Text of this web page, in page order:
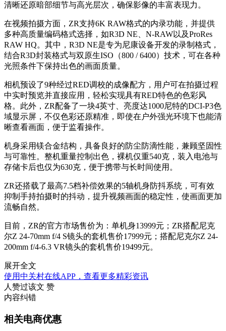
清晰还原暗部细节与高光层次，确保影像的丰富表现力。
在视频拍摄方面，ZR支持6K RAW格式的内录功能，并提供
多种高质量编码格式选择，如R3D NE、N-RAW以及ProRes
RAW HQ。其中，R3D NE是专为尼康设备开发的录制格式，
结合R3D封装格式与双原生ISO（800 / 6400）技术，可在各种
光照条件下保持出色的画面质量。
相机预设了9种经过RED调校的成像配方，用户可在拍摄过程
中实时预览并直接应用，轻松实现具有RED特色的色彩风
格。此外，ZR配备了一块4英寸、亮度达1000尼特的DCI-P3色
域显示屏，不仅色彩还原精准，即使在户外强光环境下也能清
晰查看画面，便于监看操作。
机身采用镁合金结构，具备良好的防尘防滴性能，兼顾坚固性
与可靠性。整机重量控制出色，裸机仅重540克，装入电池与
存储卡后也仅为630克，便于携带与长时间使用。
ZR还搭载了最高7.5档补偿效果的5轴机身防抖系统，可有效
抑制手持拍摄时的抖动，提升视频画面的稳定性，使画面更加
流畅自然。
目前，ZR的官方市场售价为：单机身13999元；ZR搭配尼克
尔Z 24-70mm f/4 S镜头的套机售价17999元；搭配尼克尔Z 24-
200mm f/4-6.3 VR镜头的套机售价19499元。
展开全文
使用中关村在线APP，查看更多精彩资讯
人赞过该文 赞
内容纠错
相关电商优惠